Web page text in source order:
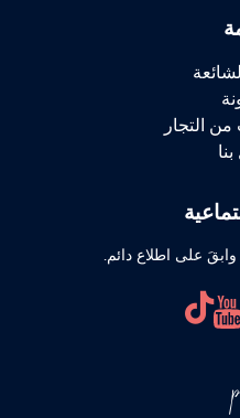
التجار
على اطلاع دائم.